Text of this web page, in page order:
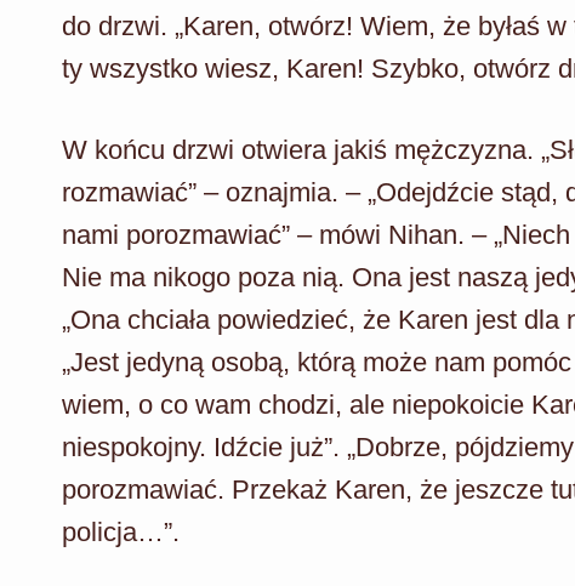
do drzwi. „Karen, otwórz! Wiem, że byłaś
ty wszystko wiesz, Karen! Szybko, otwórz
W końcu drzwi otwiera jakiś mężczyzna.
rozmawiać” – oznajmia. – „Odejdźcie stąd,
nami porozmawiać” – mówi Nihan. –
Nie ma nikogo poza nią. Ona jest naszą
„Ona chciała powiedzieć, że Karen jest
„Jest jedyną osobą, którą może nam
wiem, o co wam chodzi, ale niepokoicie
niespokojny. Idźcie już”. „Dobrze,
porozmawiać. Przekaż Karen, że jeszcze
policja…”.